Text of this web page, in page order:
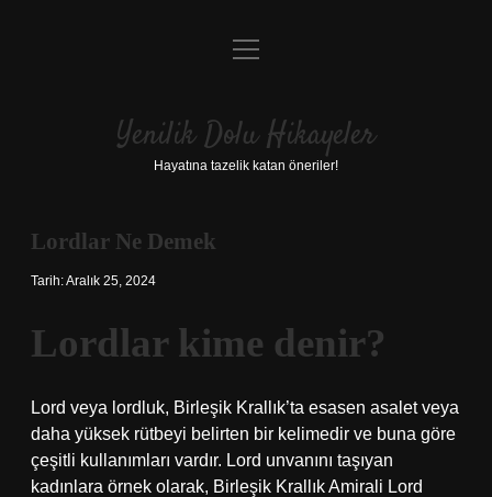
Anasayfa
Yasal Uyarı
menüyü
Yenilik Dolu Hikayeler
Hayatına tazelik katan öneriler!
Lordlar Ne Demek
Tarih: Aralık 25, 2024
Lordlar kime denir?
Lord veya lordluk, Birleşik Krallık’ta esasen asalet veya
daha yüksek rütbeyi belirten bir kelimedir ve buna göre
çeşitli kullanımları vardır. Lord unvanını taşıyan
kadınlara örnek olarak, Birleşik Krallık Amirali Lord